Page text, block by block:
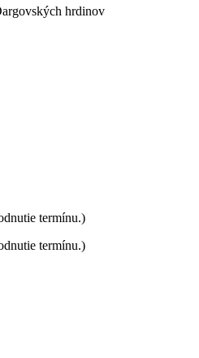
hrdinov
termínu.)
termínu.)